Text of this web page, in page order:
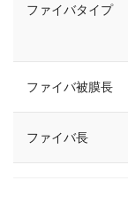
ファイバタイプ
ファイバ被膜長
フ